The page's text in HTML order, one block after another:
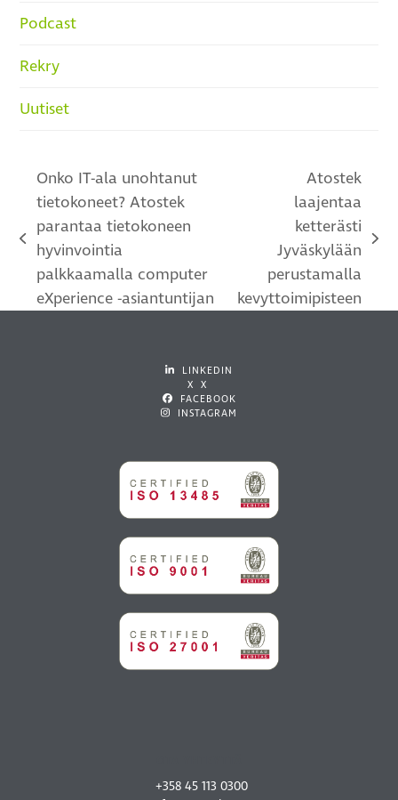
Podcast
Rekry
Uutiset
previous
post:
Onko IT-ala unohtanut
tietokoneet? Atostek
parantaa tietokoneen
hyvinvointia
palkkaamalla computer
eXperience -asiantuntijan
post:
Atostek
laajentaa
ketterästi
Jyväskylään
perustamalla
kevyttoimipisteen
LINKEDIN
X X
FACEBOOK
INSTAGRAM
+358 45 113 0300